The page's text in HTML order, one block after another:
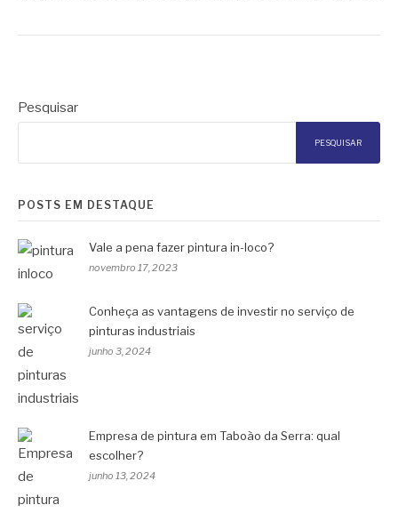
Pesquisar
PESQUISAR
POSTS EM DESTAQUE
Vale a pena fazer pintura in-loco?
novembro 17, 2023
Conheça as vantagens de investir no serviço de
pinturas industriais
junho 3, 2024
Empresa de pintura em Taboão da Serra: qual
escolher?
junho 13, 2024